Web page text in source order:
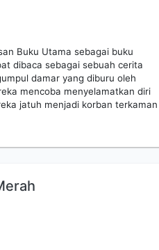
Buku Utama sebagai buku
dibaca sebagai sebuah cerita
damar yang diburu oleh
mencoba menyelamatkan diri
jatuh menjadi korban terkaman